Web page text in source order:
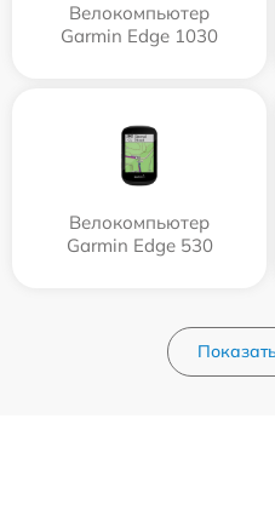
Велокомпьютер
Garmin Edge 1030
Велокомпьютер
Garmin Edge 530